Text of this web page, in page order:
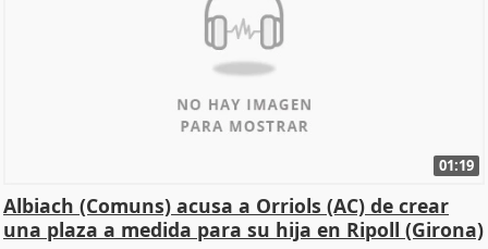
01:19
Albiach (Comuns) acusa a Orriols (AC) de crear
una plaza a medida para su hija en Ripoll (Girona)